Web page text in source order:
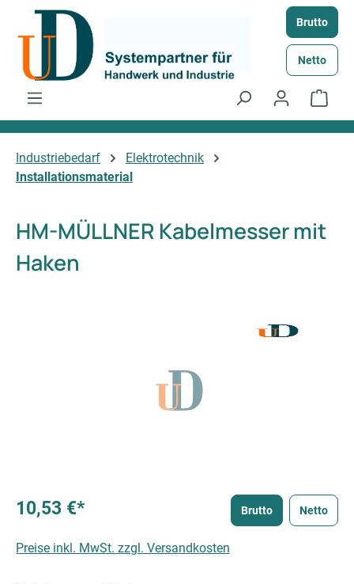
Zum Hauptinhalt springen Brutto
Netto
Industriebedarf
Elektrotechnik
Installationsmaterial
HM-MÜLLNER Kabelmesser mit
Haken
10,53 €* Brutto Netto
Preise inkl. MwSt. zzgl. Versandkosten